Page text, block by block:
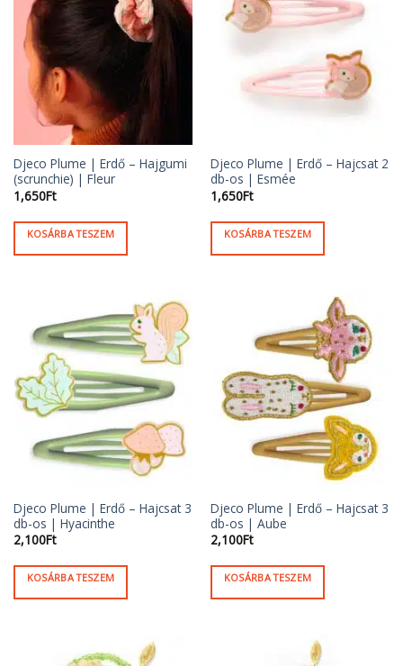
Djeco Plume | Erdő – Hajgumi
(scrunchie) | Fleur
1,650Ft
KOSÁRBA TESZEM
Djeco Plume | Erdő – Hajcsat 2
db-os | Esmée
1,650Ft
KOSÁRBA TESZEM
Djeco Plume | Erdő – Hajcsat 3
db-os | Hyacinthe
2,100Ft
KOSÁRBA TESZEM
Djeco Plume | Erdő – Hajcsat 3
db-os | Aube
2,100Ft
KOSÁRBA TESZEM